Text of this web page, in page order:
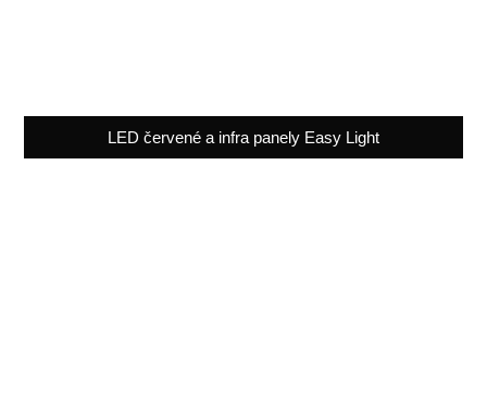
LED červené a infra panely Easy Light